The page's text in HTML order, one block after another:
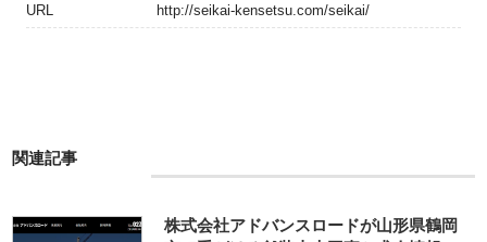
URL http://seikai-kensetsu.com/seikai/
関連記事
株式会社アドバンスロードが山形県鶴岡